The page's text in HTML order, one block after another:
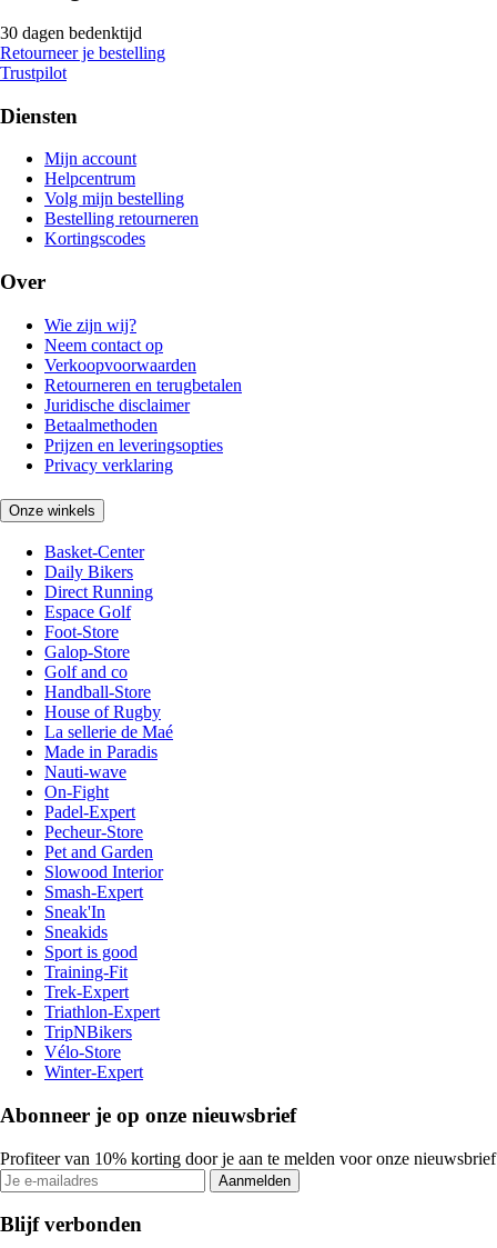
30 dagen bedenktijd
Retourneer je bestelling
Trustpilot
Diensten
Mijn account
Helpcentrum
Volg mijn bestelling
Bestelling retourneren
Kortingscodes
Over
Wie zijn wij?
Neem contact op
Verkoopvoorwaarden
Retourneren en terugbetalen
Juridische disclaimer
Betaalmethoden
Prijzen en leveringsopties
Privacy verklaring
Onze winkels
Basket-Center
Daily Bikers
Direct Running
Espace Golf
Foot-Store
Galop-Store
Golf and co
Handball-Store
House of Rugby
La sellerie de Maé
Made in Paradis
Nauti-wave
On-Fight
Padel-Expert
Pecheur-Store
Pet and Garden
Slowood Interior
Smash-Expert
Sneak'In
Sneakids
Sport is good
Training-Fit
Trek-Expert
Triathlon-Expert
TripNBikers
Vélo-Store
Winter-Expert
Abonneer je op onze nieuwsbrief
Profiteer van 10% korting door je aan te melden voor onze nieuwsbrief
Aanmelden
Blijf verbonden